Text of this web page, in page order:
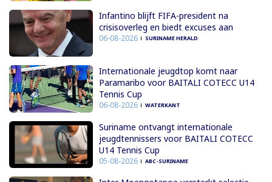
Infantino blijft FIFA-president na
crisisoverleg en biedt excuses aan
06-08-2026 SURINAME HERALD
Internationale jeugdtop komt naar
Paramaribo voor BAITALI COTECC U14
Tennis Cup
06-08-2026 WATERKANT
Suriname ontvangt internationale
jeugdtennissers voor BAITALI COTECC
U14 Tennis Cup
05-08-2026 ABC-SURINAME